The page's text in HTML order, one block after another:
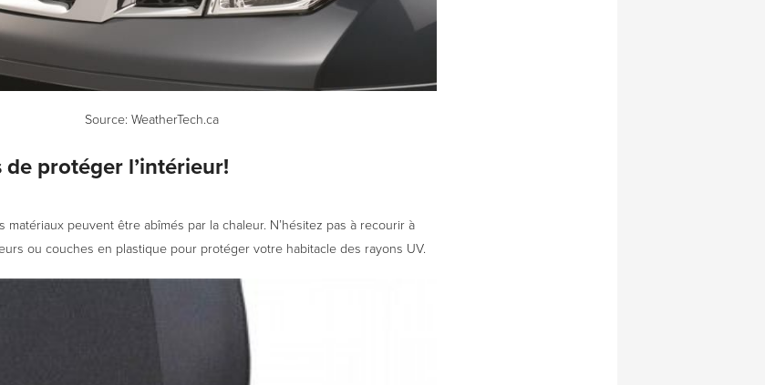
Source:WeatherTech.ca
de protéger l’intérieur!
matériaux peuvent être abîmés par la chaleur. N’hésitez pas à recourir à
ou couches en plastique pour protéger votre habitacle des rayons UV.